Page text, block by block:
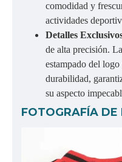
comodidad y
actividades
Detalles
de alta precisión.
estampado del
durabilidad,
su aspecto
FOTOGRAFÍA DE